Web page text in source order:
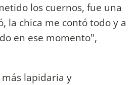
los cuernos, fue una
la chica me contó todo y a
en ese momento",
lapidaria y